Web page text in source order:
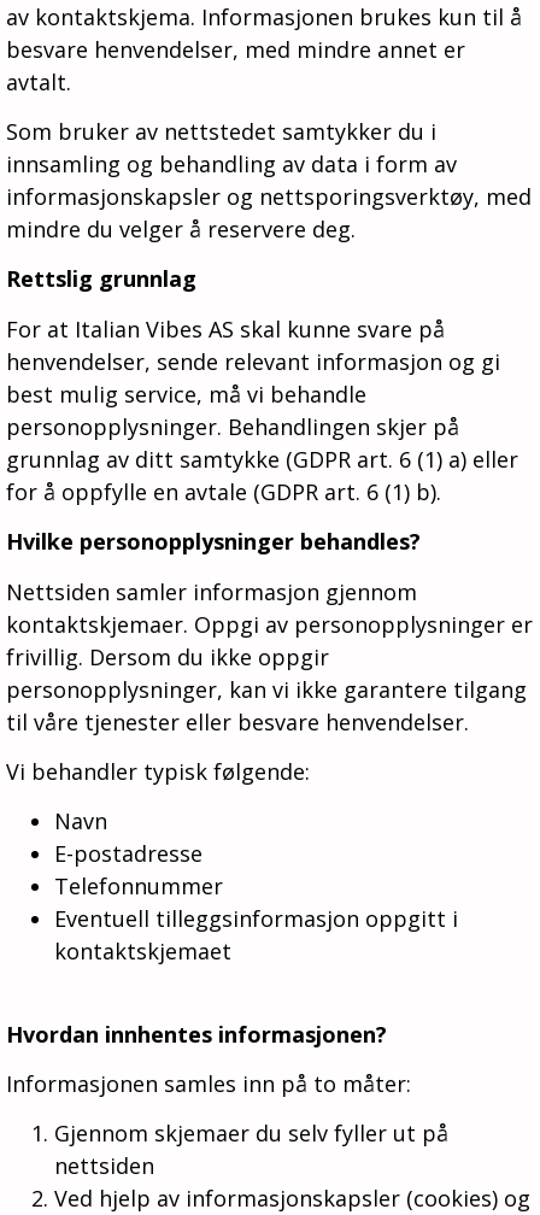
av kontaktskjema. Informasjonen brukes kun til å
besvare henvendelser, med mindre annet er
avtalt.
Som bruker av nettstedet samtykker du i
innsamling og behandling av data i form av
informasjonskapsler og nettsporingsverktøy, med
mindre du velger å reservere deg.
Rettslig grunnlag
For at Italian Vibes AS skal kunne svare på
henvendelser, sende relevant informasjon og gi
best mulig service, må vi behandle
personopplysninger. Behandlingen skjer på
grunnlag av ditt samtykke (GDPR art. 6 (1) a) eller
for å oppfylle en avtale (GDPR art. 6 (1) b).
Hvilke personopplysninger behandles?
Nettsiden samler informasjon gjennom
kontaktskjemaer. Oppgi av personopplysninger er
frivillig. Dersom du ikke oppgir
personopplysninger, kan vi ikke garantere tilgang
til våre tjenester eller besvare henvendelser.
Vi behandler typisk følgende:
Navn
E-postadresse
Telefonnummer
Eventuell tilleggsinformasjon oppgitt i
kontaktskjemaet
Hvordan innhentes informasjonen?
Informasjonen samles inn på to måter:
Gjennom skjemaer du selv fyller ut på
nettsiden
Ved hjelp av informasjonskapsler (cookies) og